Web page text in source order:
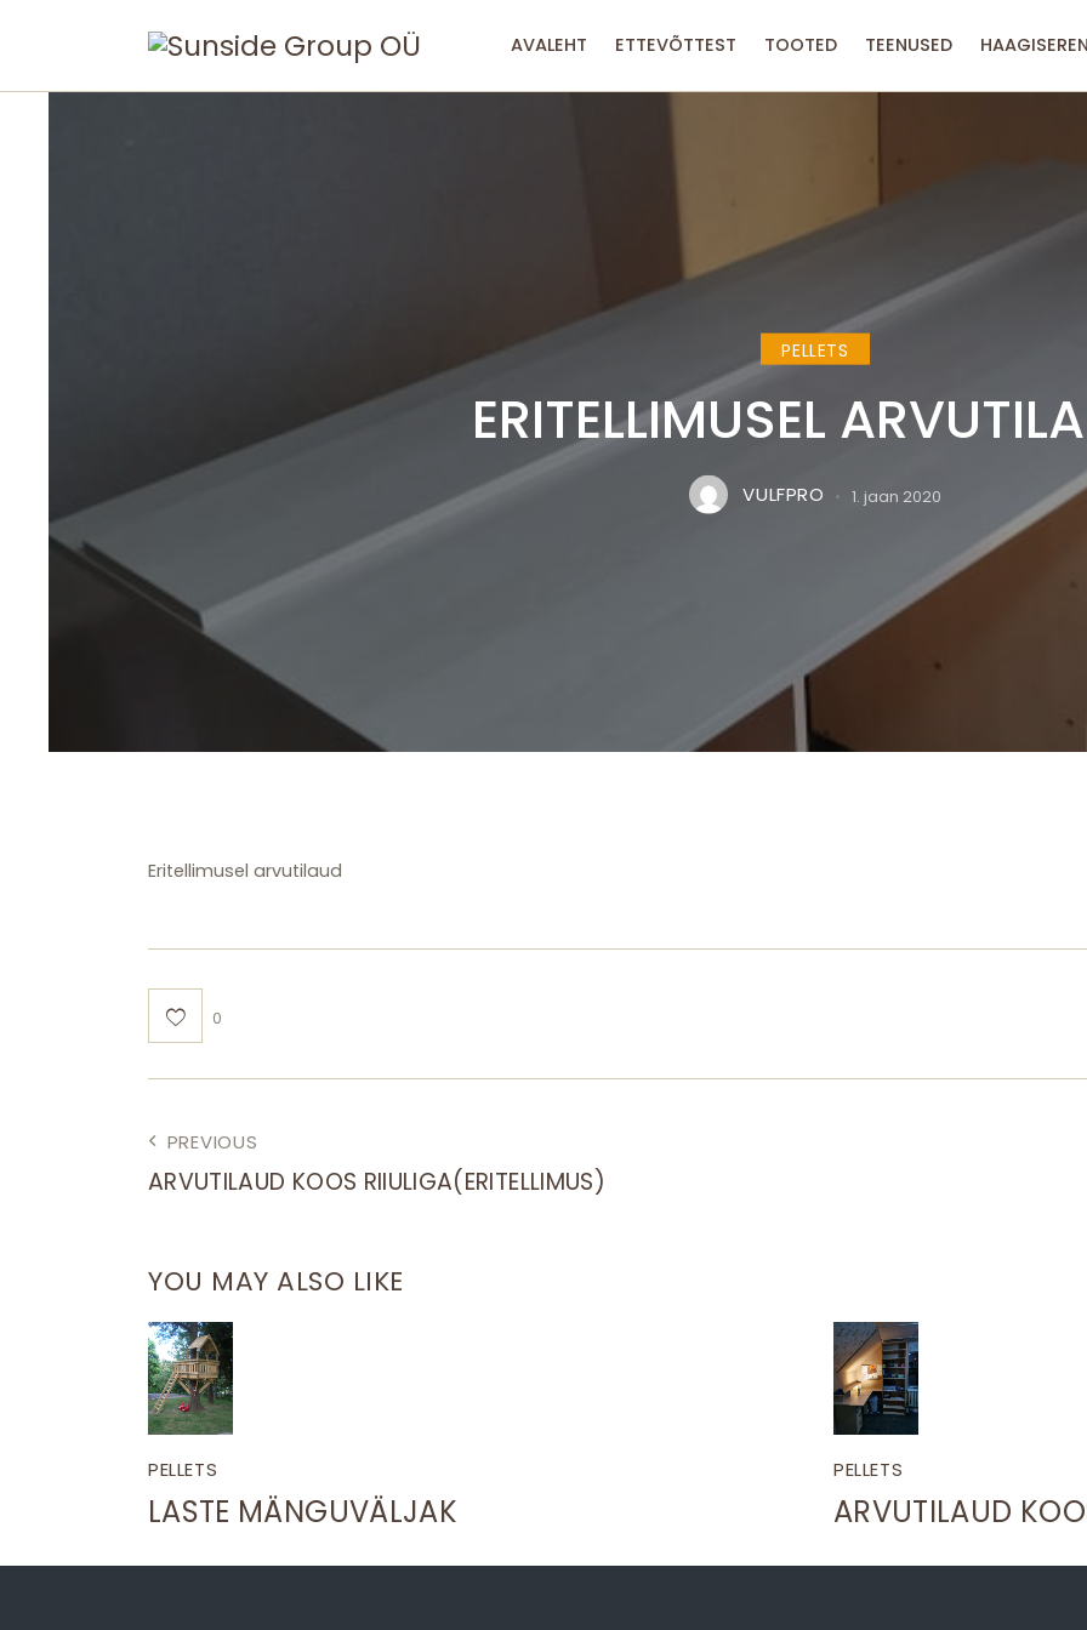
AVALEHT ETTEVÕTTEST TOOTED TEENUSED
PELLETS
ERITELLIMUSEL
VULFPRO 1. jaan 2020
Eritellimusel arvutilaud
0
NAVIGEERIMINE
PREVIOUS
ARVUTILAUD KOOS RIIULIGA(ERITELLIMUS)
YOU MAY ALSO LIKE
PELLETS
LASTE MÄNGUVÄLJAK
PELLETS
ARVUTILAUD